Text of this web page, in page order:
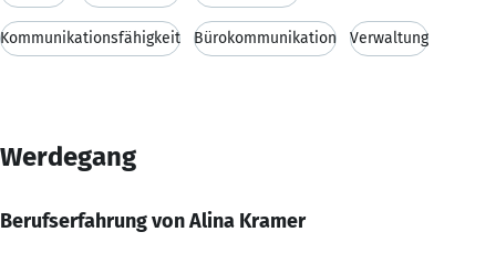
Kommunikationsfähigkeit Bürokommunikation Verwaltung
Werdegang
Berufserfahrung von Alina Kramer